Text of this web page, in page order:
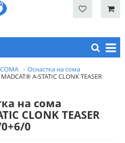
Оснастка на сома
A-STATIC CLONK TEASER
на сома
CLONK TEASER
0